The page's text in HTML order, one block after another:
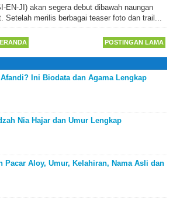
EN-JI) akan segera debut dibawah naungan
Setelah merilis berbagai teaser foto dan trail...
POSTINGAN LAMA
Ini Biodata dan Agama Lengkap
Nia Hajar dan Umur Lengkap
Pacar Aloy, Umur, Kelahiran, Nama Asli dan